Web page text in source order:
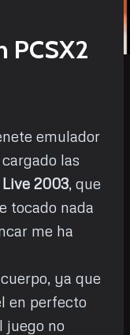
PCSX2
emulador
las
2003, que
tocado nada
me ha
ya que
en perfecto
juego no